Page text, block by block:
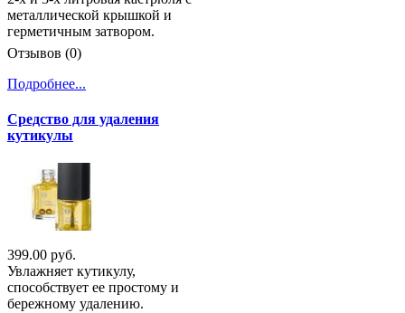
металлической крышкой и
герметичным затвором.
Отзывов (0)
Подробнее...
Средство для удаления
кутикулы
399.00 руб.
Увлажняет кутикулу,
способствует ее простому и
бережному удалению.